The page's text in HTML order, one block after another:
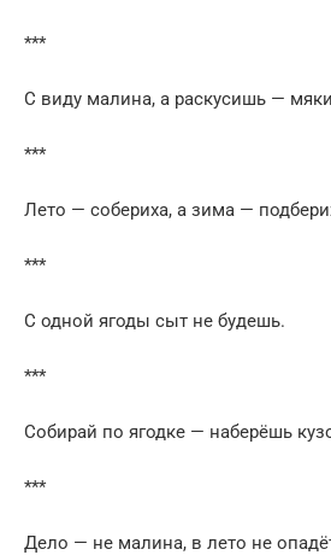
***
С виду малина, а раскусишь —
***
Лето — собериха, а зима —
***
С одной ягоды сыт не будешь.
***
Собирай по ягодке — наберёшь
***
Дело — не малина, в лето не